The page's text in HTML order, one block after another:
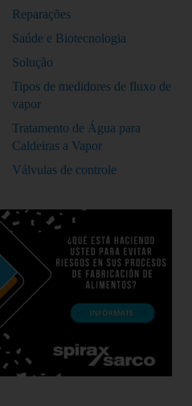
Reparações
Saúde e Biotecnologia
Solução
Tipos de medidores de fluxo de
vapor
Tratamento de Água para
Caldeiras a Vapor
Válvulas de controle